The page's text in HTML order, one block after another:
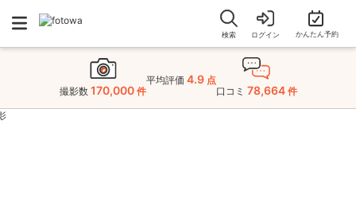
検索 ログイン かんたん予約
撮影数 170,000 件
平均評価 4.9 点
口コミ 78,664 件